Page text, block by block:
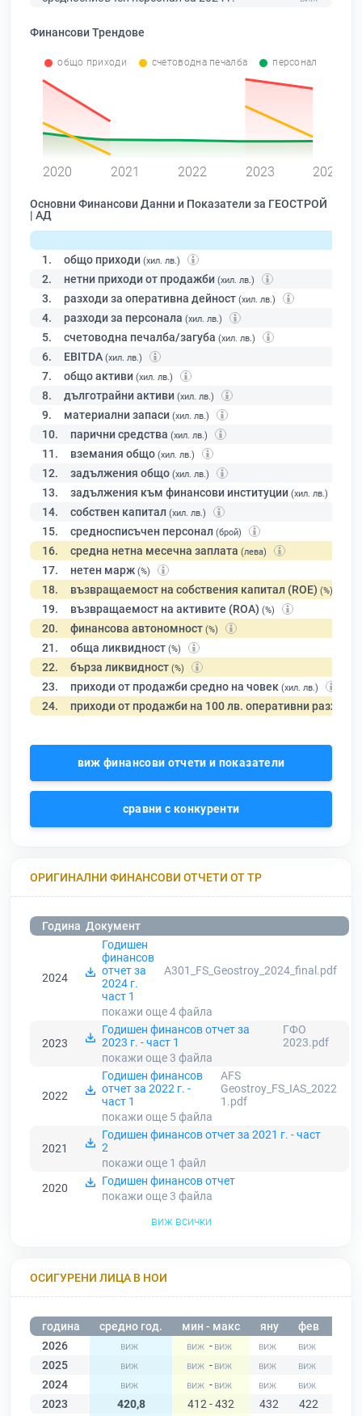
Финансови Трендове
общо приходи счетоводна печалба персонал
2020 2021 2022 2023 2024
Основни Финансови Данни и Показатели за ГЕОСТРОЙ
| АД
1. общо приходи (хил. лв.)
2. нетни приходи от продажби (хил. лв.)
3. разходи за оперативна дейност (хил. лв.)
4. разходи за персонала (хил. лв.)
5. счетоводна печалба/загуба (хил. лв.)
6. EBITDA (хил. лв.)
7. общо активи (хил. лв.)
8. дълготрайни активи (хил. лв.)
9. материални запаси (хил. лв.)
10. парични средства (хил. лв.)
11. вземания общо (хил. лв.)
12. задължения общо (хил. лв.)
13. задължения към финансови институции (хил. лв.)
14. собствен капитал (хил. лв.)
15. средносписъчен персонал (брой)
16. средна нетна месечна заплата (лева)
17. нетен марж (%)
18. възвращаемост на собствения капитал (ROE) (%)
19. възвращаемост на активите (ROA) (%)
20. финансова автономност (%)
21. обща ликвидност (%)
22. бърза ликвидност (%)
23. приходи от продажби средно на човек (хил. лв.)
24. приходи от продажби на 100 лв. оперативни разходи
виж финансови отчети и показатели
сравни с конкуренти
ОРИГИНАЛНИ ФИНАНСОВИ ОТЧЕТИ ОТ ТР
Година Документ
2024
Годишен
финансов
отчет за
2024 г.
част 1
A301_FS_Geostroy_2024_final.pdf
покажи още 4файла
2023
Годишен финансов отчет за
2023 г. - част 1
ГФО
2023.pdf
покажи още 3 файла
2022
Годишен финансов
отчет за 2022 г. -
част 1
AFS
Geostroy_FS_IAS_2022
1.pdf
покажи още 5файла
2021
Годишен финансов отчет за 2021 г. - част
2
покажи още 1 файл
2020
Годишен финансов отчет
покажи още 3 файла
виж всички
ОСИГУРЕНИ ЛИЦА В НОИ
година средно год. мин - макс яну фев
2026
-
2025
-
2024
-
2023
420,8 412 - 432 432 422